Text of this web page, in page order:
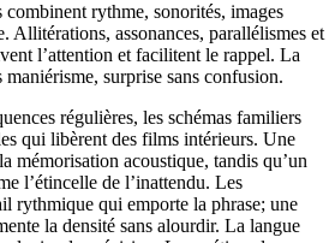
combinent rythme, sonorités, images
Allitérations, assonances, parallélismes et
l’attention et facilitent le rappel. La
maniérisme, surprise sans confusion.
régulières, les schémas familiers
qui libèrent des films intérieurs. Une
mémorisation acoustique, tandis qu’un
l’étincelle de l’inattendu. Les
rythmique qui emporte la phrase; une
la densité sans alourdir. La langue